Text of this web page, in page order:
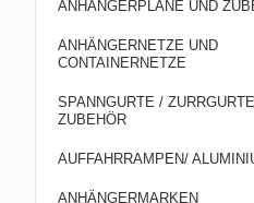
ANHÄNGERPLANE UND
ANHÄNGERNETZE UND
CONTAINERNETZE
SPANNGURTE /
ZUBEHÖR
AUFFAHRRAMPEN/
ANHÄNGERMARKEN